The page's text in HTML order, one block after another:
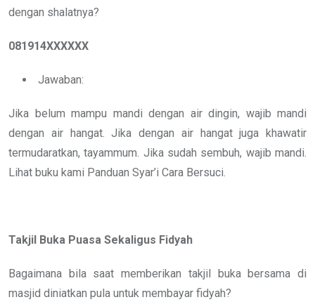
dengan shalatnya?
081914XXXXXX
Jawaban:
Jika belum mampu mandi dengan air dingin, wajib mandi
dengan air hangat. Jika dengan air hangat juga khawatir
termudaratkan, tayammum. Jika sudah sembuh, wajib mandi.
Lihat buku kami Panduan Syar’i Cara Bersuci.
Takjil Buka Puasa Sekaligus Fidyah
Bagaimana bila saat memberikan takjil buka bersama di
masjid diniatkan pula untuk membayar fidyah?